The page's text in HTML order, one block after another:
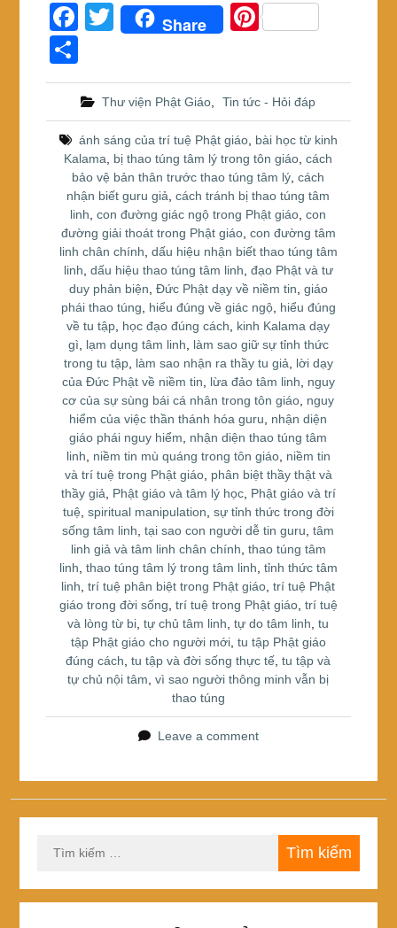
F
a
c
e
b
o
o
k
T
er
Share
Pi
e
st
h
ar
e
Thư viện Phật Giáo Tin tức - Hỏi đáp
ánh sáng của trí tuệ Phật giáo, bài học từ kinh
Kalama
bị thao túng tâm lý trong tôn giáo ,cách
bảo vệ bản thân trước thao túng tâm lý ,cách
nhận biết guru giả ,cách tránh bị thao túng tâm
linh ,con đường giác ngộ trong Phật giáo ,con
đường giải thoát trong Phật giáo, con đường tâm
linh chân chính dấu hiệu nhận biết thao túng tâm
linh dấu hiệu thao túng tâm linh đạo Phật và tư
duy phản biện Đức Phật dạy về niềm tin giáo
phái thao túng
hiểu đúng về giác ngộ, hiểu đúng
về tu tập học đạo đúng cách
kinh Kalama dạy
gì
lạm dụng tâm linh
làm sao giữ sự tỉnh thức
trong tu tập, làm sao nhận ra thầy tu giả
lời dạy
của Đức Phật về niềm tin
lừa đảo tâm linh
nguy
cơ của sự sùng bái cá nhân trong tôn giáo nguy
hiểm của việc thần thánh hóa guru
nhận diện
giáo phái nguy hiểm
nhận diện thao túng tâm
linh
niềm tin mù quáng trong tôn giáo, niềm tin
và trí tuệ trong Phật giáo, phân biệt thầy thật và
thầy giả
Phật giáo và tâm lý học, Phật giáo và trí
tuệ spiritual manipulation sự tỉnh thức trong đời
sống tâm linh ,tại sao con người dễ tin guru ,tâm
linh giả và tâm linh chân chính thao túng tâm
linh thao túng tâm lý trong tâm linh tỉnh thức tâm
linh ,trí tuệ phân biệt trong Phật giáo ,trí tuệ Phật
giáo trong đời sống trí tuệ trong Phật giáo, trí tuệ
và lòng từ bi ,tự chủ tâm linh ,tự do tâm linh ,tu
tập Phật giáo cho người mới, tu tập Phật giáo
đúng cách ,tu tập và đời sống thực tế ,tu tập và
tự chủ nội tâm ,vì sao người thông minh vẫn bị
thao túng
Leave a comment
kiếm